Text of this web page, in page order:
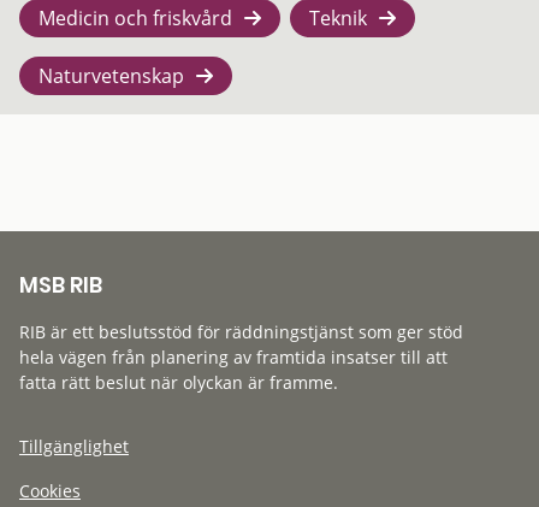
Medicin och friskvård Teknik
Naturvetenskap
MSB RIB
RIB är ett beslutsstöd för räddningstjänst som ger stöd
hela vägen från planering av framtida insatser till att
fatta rätt beslut när olyckan är framme.
Tillgänglighet
Cookies